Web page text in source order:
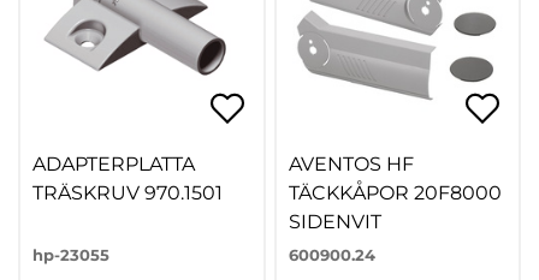
ADAPTERPLATTA
TRÄSKRUV 970.1501
hp-23055
AVENTOS HF
TÄCKKÅPOR 20F8000
SIDENVIT
600900.24